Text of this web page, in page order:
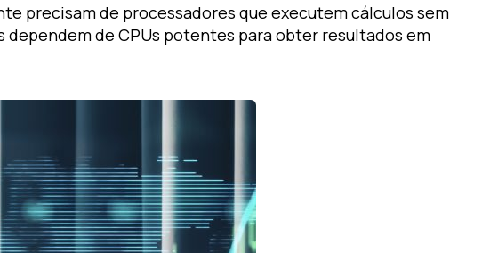
precisam de processadores que executem cálculos sem
de CPUs potentes para obter resultados em